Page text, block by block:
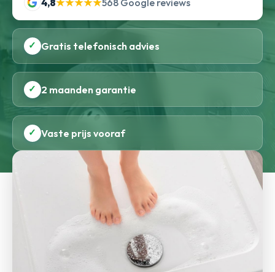
4,8★★★★★568 Google reviews
✓ Gratis telefonisch advies
✓ 2 maanden garantie
✓ Vaste prijs vooraf